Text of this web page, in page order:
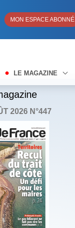
MON ESPACE ABONNÉ
LE MAGAZINE
2026 N°447